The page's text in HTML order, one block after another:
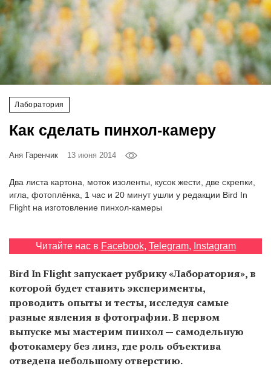
Лаборатория
Как сделать пинхол-камеру
Аня Гаренчик 13 июня 2014
Два листа картона, моток изоленты, кусок жести, две скрепки,
игла, фотоплёнка, 1 час и 20 минут ушли у редакции Bird In
Flight на изготовление пинхол-камеры
Читайте нас в Facebook, Telegram, Instagram
Bird In Flight запускает рубрику «Лаборатория», в
которой будет ставить эксперименты,
проводить опыты и тесты, исследуя самые
разные явления в фотографии. В первом
выпуске мы мастерим пинхол — самодельную
фотокамеру без линз, где роль объектива
отведена небольшому отверстию.